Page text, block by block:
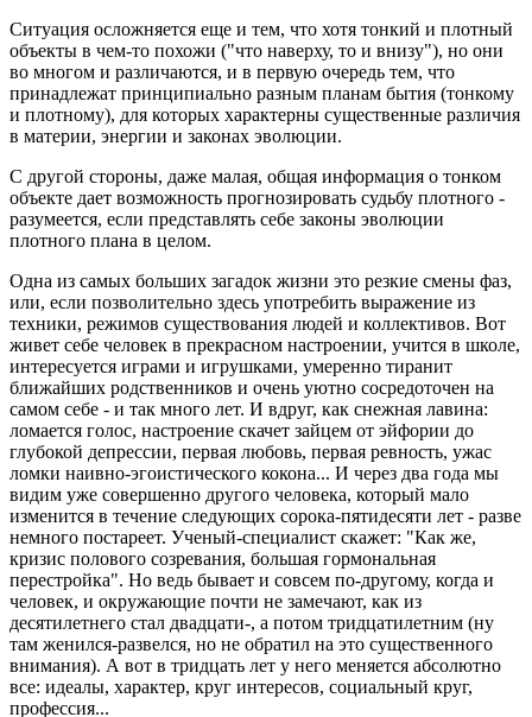
Ситуация осложняется еще и тем, что хотя тонкий и плотный
объекты в чем-то похожи ("что наверху, то и внизу"), но они
во многом и различаются, и в первую очередь тем, что
принадлежат принципиально разным планам бытия (тонкому
и плотному), для которых характерны существенные различия
в материи, энергии и законах эволюции.
С другой стороны, даже малая, общая информация о тонком
объекте дает возможность прогнозировать судьбу плотного -
разумеется, если представлять себе законы эволюции
плотного плана в целом.
Одна из самых больших загадок жизни это резкие смены фаз,
или, если позволительно здесь употребить выражение из
техники, режимов существования людей и коллективов. Вот
живет себе человек в прекрасном настроении, учится в школе,
интересуется играми и игрушками, умеренно тиранит
ближайших родственников и очень уютно сосредоточен на
самом себе - и так много лет. И вдруг, как снежная лавина:
ломается голос, настроение скачет зайцем от эйфории до
глубокой депрессии, первая любовь, первая ревность, ужас
ломки наивно-эгоистического кокона... И через два года мы
видим уже совершенно другого человека, который мало
изменится в течение следующих сорока-пятидесяти лет - разве
немного постареет. Ученый-специалист скажет: "Как же,
кризис полового созревания, большая гормональная
перестройка". Но ведь бывает и совсем по-другому, когда и
человек, и окружающие почти не замечают, как из
десятилетнего стал двадцати-, а потом тридцатилетним (ну
там женился-развелся, но не обратил на это существенного
внимания). А вот в тридцать лет у него меняется абсолютно
все: идеалы, характер, круг интересов, социальный круг,
профессия...